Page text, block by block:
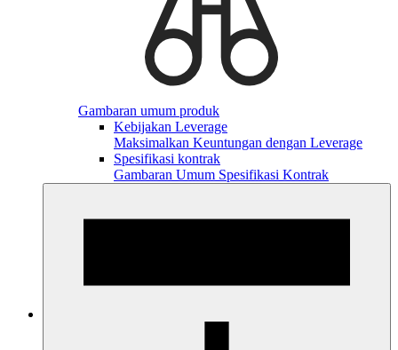
Gambaran umum produk
Kebijakan Leverage
Maksimalkan Keuntungan dengan Leverage
Spesifikasi kontrak
Gambaran Umum Spesifikasi Kontrak